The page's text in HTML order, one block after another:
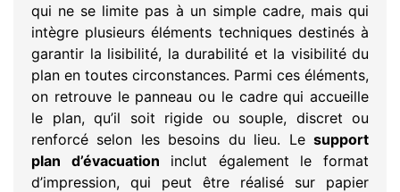
qui ne se limite pas à un simple cadre, mais qui
intègre plusieurs éléments techniques destinés à
garantir la lisibilité, la durabilité et la visibilité du
plan en toutes circonstances. Parmi ces éléments,
on retrouve le panneau ou le cadre qui accueille
le plan, qu’il soit rigide ou souple, discret ou
renforcé selon les besoins du lieu. Le support
plan d’évacuation inclut également le format
d’impression, qui peut être réalisé sur papier